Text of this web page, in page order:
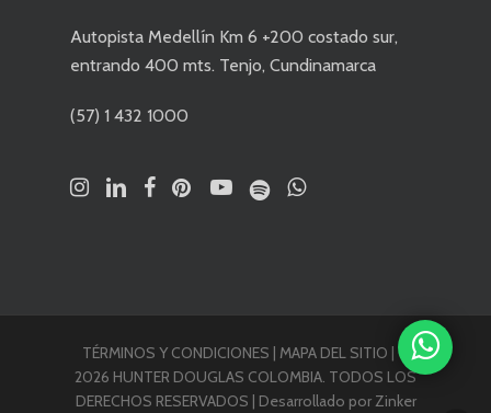
Autopista Medellín Km 6 +200 costado sur,
entrando 400 mts. Tenjo, Cundinamarca
(57) 1 432 1000
TÉRMINOS Y CONDICIONES | MAPA DEL SITIO | ©
2026 HUNTER DOUGLAS COLOMBIA. TODOS LOS
DERECHOS RESERVADOS | Desarrollado por Zinker